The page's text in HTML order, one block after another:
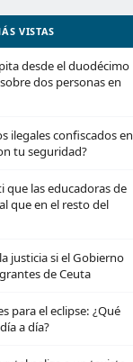
VISTAS
desde el duodécimo
dos personas en
ilegales confiscados en
tu seguridad?
que las educadoras de
que en el resto del
justicia si el Gobierno
de Ceuta
para el eclipse: ¿Qué
a día?